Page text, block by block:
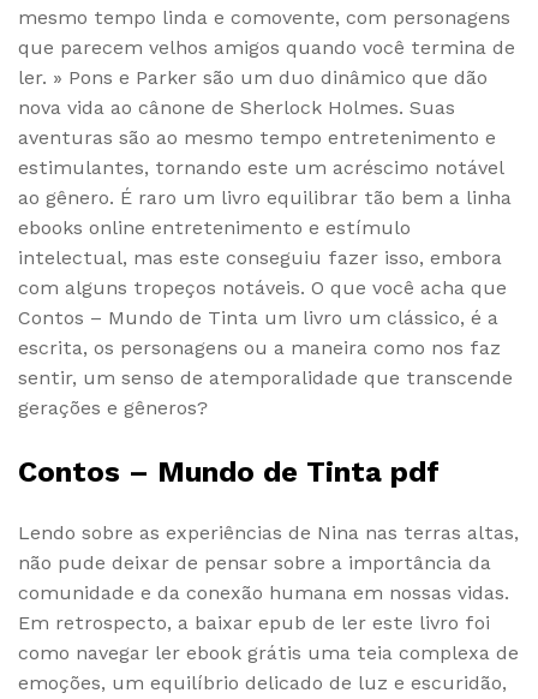
mesmo tempo linda e comovente, com personagens
que parecem velhos amigos quando você termina de
ler. » Pons e Parker são um duo dinâmico que dão
nova vida ao cânone de Sherlock Holmes. Suas
aventuras são ao mesmo tempo entretenimento e
estimulantes, tornando este um acréscimo notável
ao gênero. É raro um livro equilibrar tão bem a linha
ebooks online entretenimento e estímulo
intelectual, mas este conseguiu fazer isso, embora
com alguns tropeços notáveis. O que você acha que
Contos – Mundo de Tinta um livro um clássico, é a
escrita, os personagens ou a maneira como nos faz
sentir, um senso de atemporalidade que transcende
gerações e gêneros?
Contos – Mundo de Tinta pdf
Lendo sobre as experiências de Nina nas terras altas,
não pude deixar de pensar sobre a importância da
comunidade e da conexão humana em nossas vidas.
Em retrospecto, a baixar epub de ler este livro foi
como navegar ler ebook grátis uma teia complexa de
emoções, um equilíbrio delicado de luz e escuridão,